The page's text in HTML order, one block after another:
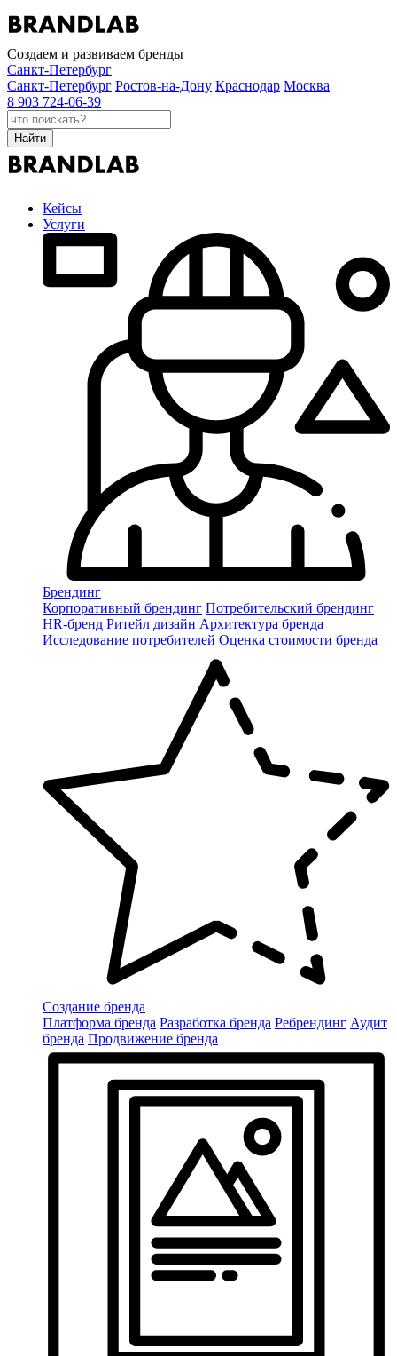
Создаем и развиваем бренды
Санкт-Петербург
Санкт-Петербург Ростов-на-Дону Краснодар Москва
8 903 724-06-39
Найти
Кейсы
Услуги
Брендинг
Корпоративный брендинг Потребительский брендинг
НR-бренд Ритейл дизайн Архитектура бренда
Исследование потребителей Оценка стоимости бренда
Создание бренда
Платформа бренда Разработка бренда Ребрендинг Аудит
бренда Продвижение бренда